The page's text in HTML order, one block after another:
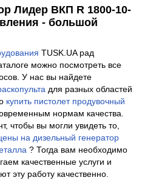
Лидер ВКП R 1800-10-
- большой
TUSK.UA рад
можно посмотреть все
У нас вы найдете
для разных областей
купить пистолет продувочный
нормам качества.
чтобы вы могли увидеть то,
на дизельный генератор
? Тогда вам необходимо
качественные услуги и
эту работу качественно.